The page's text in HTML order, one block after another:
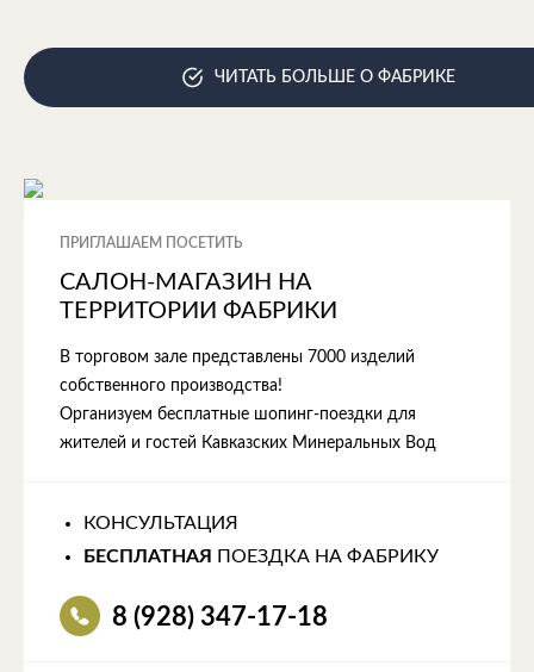
ЧИТАТЬ БОЛЬШЕ О ФАБРИКЕ
ПРИГЛАШАЕМ ПОСЕТИТЬ
САЛОН-МАГАЗИН НА
ТЕРРИТОРИИ ФАБРИКИ
В торговом зале представлены 7000 изделий
собственного производства!
Организуем бесплатные шопинг-поездки для
жителей и гостей Кавказских Минеральных Вод
КОНСУЛЬТАЦИЯ
БЕСПЛАТНАЯ
ПОЕЗДКА НА ФАБРИКУ
8 (928) 347-17-18